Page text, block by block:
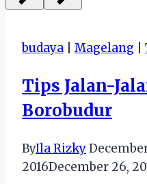
budaya Magelang
Tips Jalan-
Borobudur
ByIla Rizky
2016December 26,